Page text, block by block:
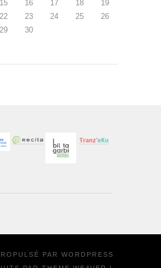
15 16 17 18
19
22 23 24 25
26
29
30
PAR WORDPRESS